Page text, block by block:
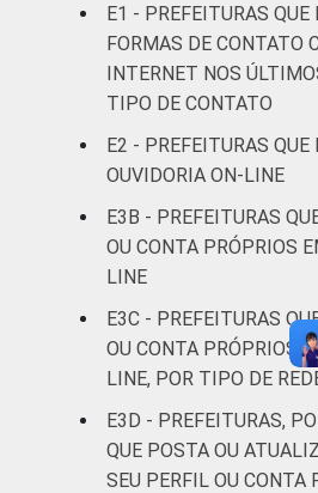
Mais de
500 mil
habitantes
Fonte: CGI.br/NIC.br,
Estudos para o
Sociedade da
Pesquisa sobre o uso
informação e
E1 - PREFEITURAS
FORMAS DE CONTATO
INTERNET NOS
TIPO DE CONTATO
E2 - PREFEITURAS
OUVIDORIA ON-LINE
E3B - PREFEITURAS
OU CONTA PRÓPRIOS
LINE
E3C - PREFEITURAS
OU CONTA PRÓPRIOS
LINE, POR TIPO DE
E3D - PREFEITURAS,
QUE POSTA OU
SEU PERFIL OU CONTA